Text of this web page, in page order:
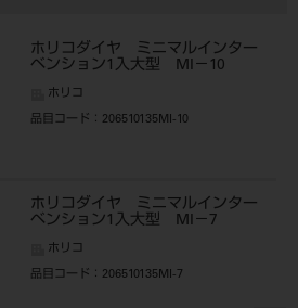
ホリコダイヤ ミニマルインター
ベンション1入大型 MI－10
ホリコ
品目コード ：206510135MI-10
ホリコダイヤ ミニマルインター
ベンション1入大型 MI－7
ホリコ
品目コード ：206510135MI-7